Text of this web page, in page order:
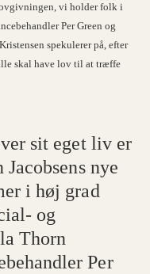
vi holder folk i
Per Green og
spekulerer på, efter
skal have lov til at træffe
sit eget liv er
nye
i høj grad
og
Thorn
Per